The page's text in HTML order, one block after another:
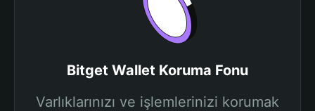
Bitget Wallet Koruma Fonu
Varlıklarınızı ve işlemlerinizi korumak